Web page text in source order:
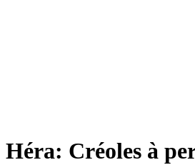
Héra: Créoles à